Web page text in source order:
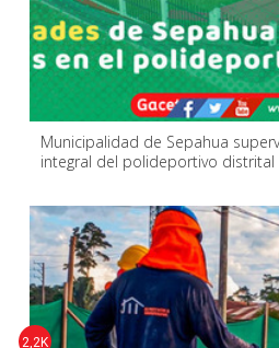
Municipalidad de Sepahua
integral del polideportivo distrital
2,2K